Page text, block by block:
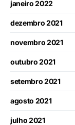
janeiro 2022
dezembro 2021
novembro 2021
outubro 2021
setembro 2021
agosto 2021
julho 2021